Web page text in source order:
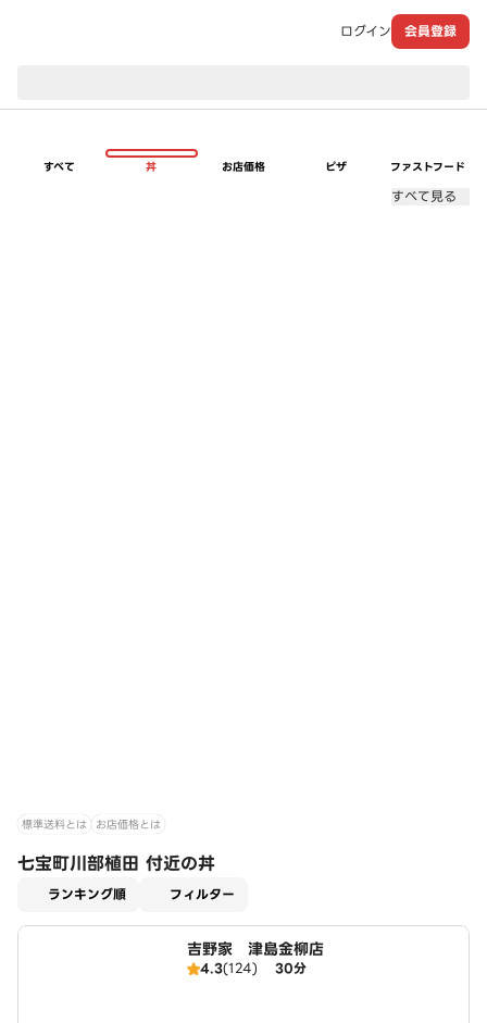
ログイン 会員登録
すべて 丼 お店価格 ピザ ファストフード
すべて見る
標準送料とは お店価格とは
七宝町川部植田 付近の丼
ランキング順 フィルター
吉野家 津島金柳店
4.3(124) 30分